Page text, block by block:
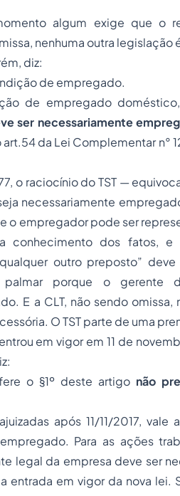
algum exige que o
nenhuma outra legislação
diz:
de empregado.
de empregado
ser necessariamente
art.54 da Lei Complementar
o raciocínio do TST —
necessariamente
o empregador pode ser
conhecimento dos fatos, e
outro preposto”
porque o gerente
E a CLT, não sendo
O TST parte de uma
em vigor em 11 de
o §1º deste artigo não
após 11/11/2017,
Para as ações
legal da empresa deve ser
entrada em vigor da nova lei.